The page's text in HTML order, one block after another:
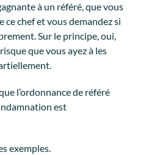
à un référé, que vous
ce chef et vous demandez si
Sur le principe, oui,
que vous ayez à les
l’ordonnance de référé
est
exemples.